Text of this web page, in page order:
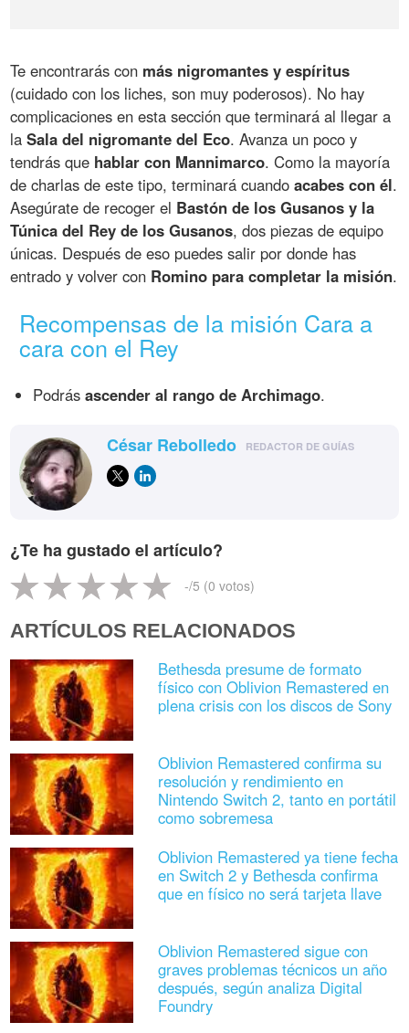
Te encontrarás con más nigromantes y espíritus
(cuidado con los liches, son muy poderosos). No hay
complicaciones en esta sección que terminará al llegar a
laSala del nigromante del Eco. Avanza un poco y
tendrás que hablar con Mannimarco. Como la mayoría
de charlas de este tipo, terminará cuandoacabes con él.
Asegúrate de recoger el Bastón de los Gusanos y la
Túnica del Rey de los Gusanos, dos piezas de equipo
únicas. Después de eso puedes salir por donde has
entrado y volver con Romino para completar la misión.
Recompensas de la misión Cara a
cara con el Rey
Podrásascender al rango de Archimago.
César Rebolledo REDACTOR DE GUÍAS
¿Te ha gustado el artículo?
-/5 (0 votos)
ARTÍCULOS RELACIONADOS
Bethesda presume de formato
físico con Oblivion Remastered en
plena crisis con los discos de Sony
Oblivion Remastered confirma su
resolución y rendimiento en
Nintendo Switch 2, tanto en portátil
como sobremesa
Oblivion Remastered ya tiene fecha
en Switch 2 y Bethesda confirma
que en físico no será tarjeta llave
Oblivion Remastered sigue con
graves problemas técnicos un año
después, según analiza Digital
Foundry